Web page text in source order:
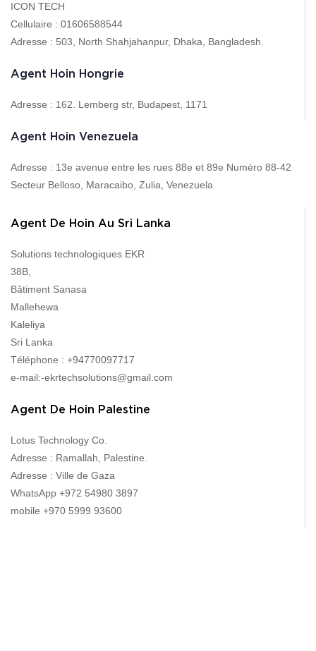
ICON TECH
Cellulaire : 01606588544
Adresse : 503, North Shahjahanpur, Dhaka, Bangladesh.
Agent Hoin Hongrie
Adresse : 162. Lemberg str, Budapest, 1171
Agent Hoin Venezuela
Adresse : 13e avenue entre les rues 88e et 89e Numéro 88-42
Secteur Belloso, Maracaibo, Zulia, Venezuela
Agent De Hoin Au Sri Lanka
Solutions technologiques EKR
38B,
Bâtiment Sanasa
Mallehewa
Kaleliya
Sri Lanka
Téléphone : +94770097717
e-mail:-ekrtechsolutions@gmail.com
Agent De Hoin Palestine
Lotus Technology Co.
Adresse : Ramallah, Palestine.
Adresse : Ville de Gaza
WhatsApp +972 54980 3897
mobile +970 5999 93600